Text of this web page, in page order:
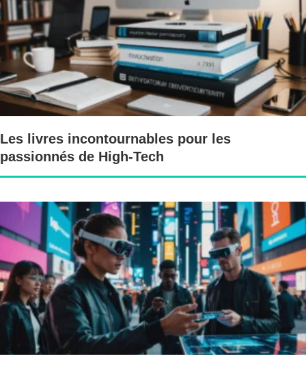
Les livres incontournables pour les
passionnés de High-Tech